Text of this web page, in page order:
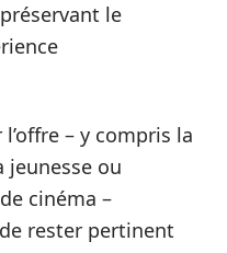
le
– y compris la
ou
cinéma –
rester pertinent